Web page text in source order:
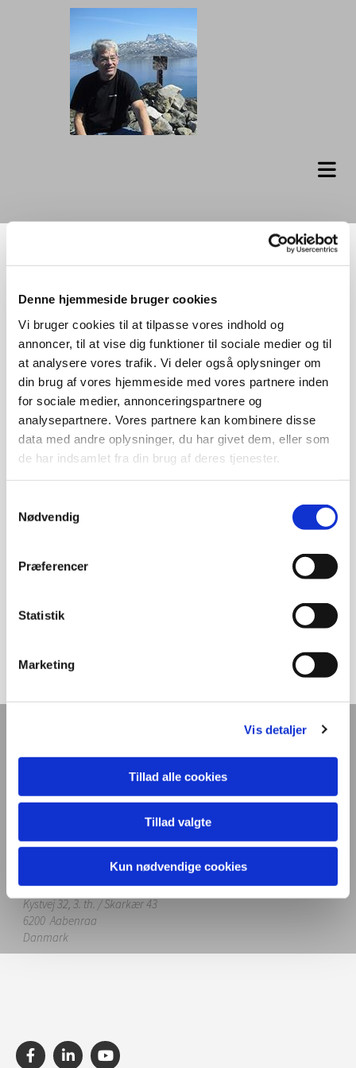
Denne hjemmeside bruger cookies
Vi bruger cookies til at tilpasse vores indhold og
annoncer, til at vise dig funktioner til sociale medier og til
at analysere vores trafik. Vi deler også oplysninger om
din brug af vores hjemmeside med vores partnere inden
for sociale medier, annonceringspartnere og
analysepartnere. Vores partnere kan kombinere disse
data med andre oplysninger, du har givet dem, eller som
de har indsamlet fra din brug af deres tjenester.
Nødvendig
Præferencer
Statistik
Marketing
Vis detaljer
Tillad alle cookies
Tillad valgte
Kun nødvendige cookies
Sisimiut
Sisimiut med Kællingehætten i baggrunden.
Kystens Perle
Links til billeder fra Sisimiut
Steffen Bramsen
Kystvej 32, 3. th. / Skarkær 43
6200 Aabenraa
Danmark